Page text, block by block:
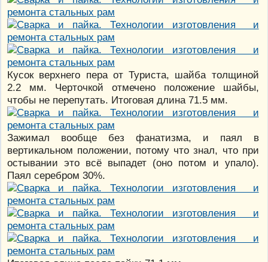
Кусок верхнего пера от Туриста, шайба толщиной
2.2 мм. Черточкой отмечено положение шайбы,
чтобы не перепутать. Итоговая длина 71.5 мм.
Зажимал вообще без фанатизма, и паял в
вертикальном положении, потому что знал, что при
остывании это всё выпадет (оно потом и упало).
Паял серебром 30%.